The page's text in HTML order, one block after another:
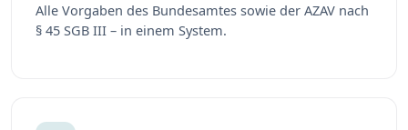
Alle Vorgaben des Bundesamtes sowie der AZAV nach
§ 45 SGB III – in einem System.